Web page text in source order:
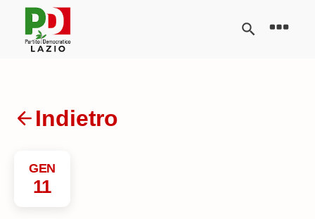
Indietro
GEN
11